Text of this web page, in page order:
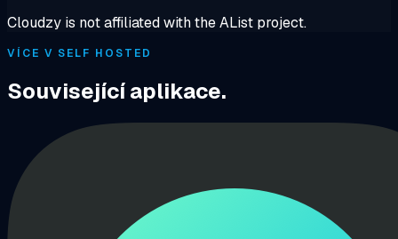
Cloudzy is not affiliated with the AList project.
VÍCE V SELF HOSTED
Související aplikace.